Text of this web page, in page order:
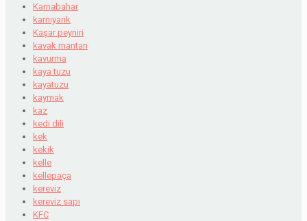
Karnabahar
karnıyarık
Kaşar peyniri
kavak mantarı
kavurma
kaya tuzu
kayatuzu
kaymak
kaz
kedi dili
kek
kekik
kelle
kellepaça
kereviz
kereviz sapı
KFC